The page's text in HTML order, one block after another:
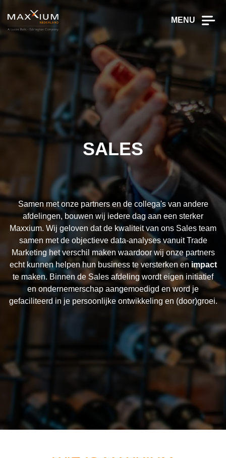
MENU
SALES
Samen met onze partners en de collega's van andere
afdelingen, bouwen wij iedere dag aan een sterker
Maxxium. Wij geloven dat de kwaliteit van ons Sales team
samen met de objectieve data-analyses vanuit Trade
Marketing het verschil maken waardoor wij onze partners
echt kunnen helpen hun business te versterken en impact
te maken. Binnen de Sales afdeling wordt eigen initiatief
en ondernemerschap aangemoedigd en word je
gefaciliteerd in je persoonlijke ontwikkeling en (door)groei.